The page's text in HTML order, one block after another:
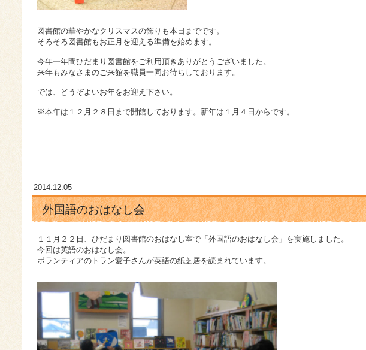
図書館の華やかなクリスマスの飾りも本日までです。
そろそろ図書館もお正月を迎える準備を始めます。
今年一年間ひだまり図書館をご利用頂きありがとうございました。
来年もみなさまのご来館を職員一同お待ちしております。
では、どうぞよいお年をお迎え下さい。
※本年は１２月２８日まで開館しております。新年は１月４日からです。
2014.12.05
外国語のおはなし会
１１月２２日、ひだまり図書館のおはなし室で「外国語のおはなし会」を実施しました。
今回は英語のおはなし会。
ボランティアのトラン愛子さんが英語の紙芝居を読まれています。